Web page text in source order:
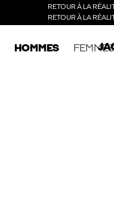
RETOUR À LA
RETOUR À LA
HOMMES FEMMES